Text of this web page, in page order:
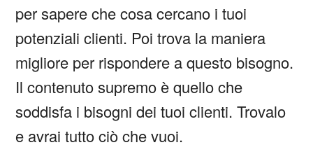
per sapere che cosa cercano i tuoi
potenziali clienti. Poi trova la maniera
migliore per rispondere a questo bisogno.
Il contenuto supremo è quello che
soddisfa i bisogni dei tuoi clienti. Trovalo
e avrai tutto ciò che vuoi.